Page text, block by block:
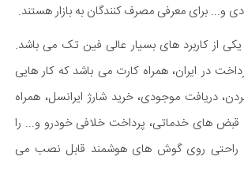
و... برای معرفی مصرف کنندگان به بازار هستند.
یکی از کاربرد های بسیار عالی فین تک می باشد.
در ایران، همراه کارت می باشد که کار هایی
دریافت موجودی، خرید شارژ ایرانسل، همراه
قبض های خدماتی، پرداخت خلافی خودرو و... را
راحتی روی گوش های هوشمند قابل نصب می